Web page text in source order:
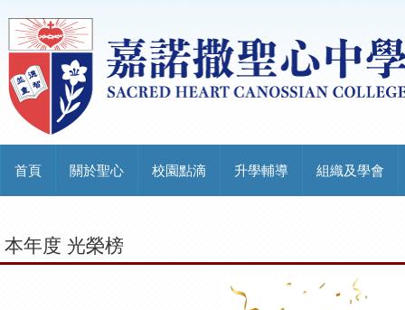
首頁 關於聖心 校園點滴 升學輔導 組織及學會
本年度 光榮榜